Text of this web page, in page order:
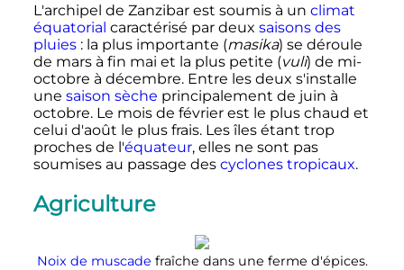
L'archipel de Zanzibar est soumis à un climat
équatorial caractérisé par deux saisons des
pluies : la plus importante (masika) se déroule
de mars à fin mai et la plus petite (vuli) de mi-
octobre à décembre. Entre les deux s'installe
une saison sèche principalement de juin à
octobre. Le mois de février est le plus chaud et
celui d'août le plus frais. Les îles étant trop
proches de l'équateur, elles ne sont pas
soumises au passage des cyclones tropicaux.
Agriculture
Noix de muscade fraîche dans une ferme d'épices.